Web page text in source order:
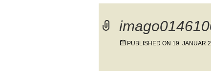
PUBLISHED ON 19. JANUAR